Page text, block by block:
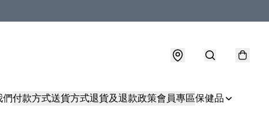
們付款方式送貨方式退貨及退款政策會員專區保健品